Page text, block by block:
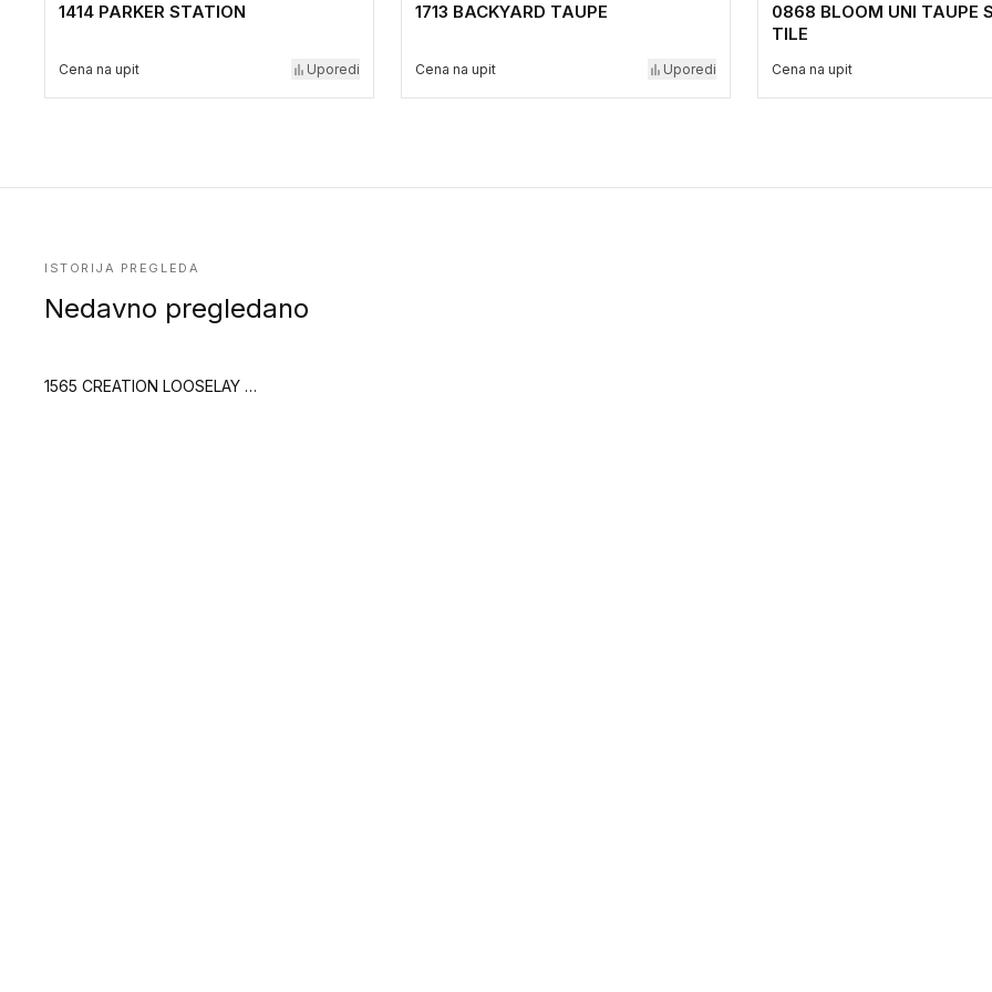
1414 PARKER STATION
Cena na upit Uporedi
1713 BACKYARD TAUPE
Cena na upit Uporedi
0868 BLOOM UNI TAUPE
TILE
Cena na upit
ISTORIJA PREGLEDA
Nedavno pregledano
1565 CREATION LOOSELAY 1565 URBAN STREET CREAM (Creation 70)